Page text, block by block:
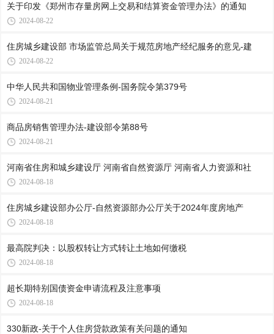
关于印发《郑州市存量房网上交易和结算资金管理办法》的通知
2024-08-22
住房城乡建设部 市场监管总局关于规范房地产经纪服务的意见-建
2024-08-22
中华人民共和国物业管理条例-国务院令第379号
2024-08-21
商品房销售管理办法-建设部令第88号
2024-08-21
河南省住房和城乡建设厅 河南省自然资源厅 河南省人力资源和社
2024-08-18
住房城乡建设部办公厅-自然资源部办公厅关于2024年度房地产
2024-08-18
最高院判决：以股权转让方式转让土地如何缴税
2024-08-18
超长期特别国债资金申请流程及注意事项
2024-08-18
330新政-关于个人住房贷款政策有关问题的通知